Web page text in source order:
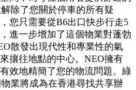
除了您關於停車的所有疑
您只需要從B6出口快步行走5
進一步增加了這個物業對蓬勃
散發出現代性和專業性的氣
攘往地點的中心。NEO擁有
效地精簡了您的物流問題。綠
業將成為在香港尋找共享辦